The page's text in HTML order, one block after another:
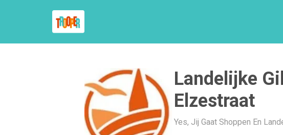
Landelijke
Elzestraat
Yes, Jij Gaat Shoppen En